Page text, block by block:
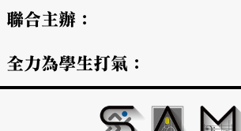
聯合主辦：
全力為學生打氣：